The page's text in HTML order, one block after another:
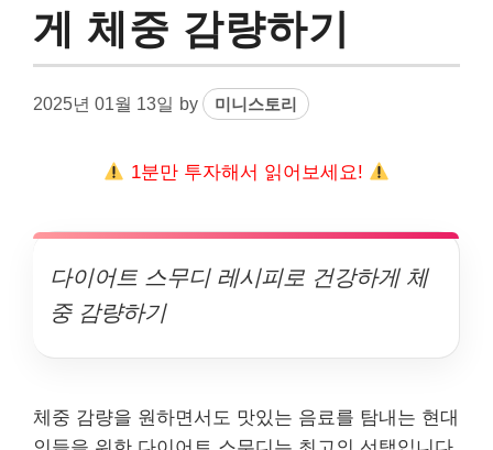
게 체중 감량하기
2025년 01월 13일 by 미니스토리
1분만 투자해서 읽어보세요!
다이어트 스무디 레시피로 건강하게 체
중 감량하기
체중 감량을 원하면서도 맛있는 음료를 탐내는 현대